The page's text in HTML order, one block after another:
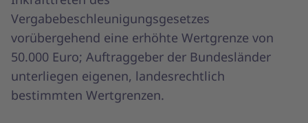
Vergabebeschleunigungsgesetzes
vorübergehend eine erhöhte Wertgrenze von
50.000 Euro; Auftraggeber der Bundesländer
unterliegen eigenen, landesrechtlich
bestimmten Wertgrenzen.